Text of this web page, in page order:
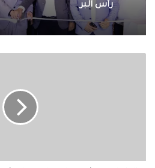
رأس البر